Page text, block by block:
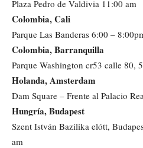
Plaza Pedro de Valdivia 11:00 am
Colombia, Cali
Parque Las Banderas 6:00 –
Colombia, Barranquilla
Parque Washington cr53 calle 80,
Holanda, Amsterdam
Dam Square – Frente al Palacio
Hungría, Budapest
Szent István Bazilika elótt,
am